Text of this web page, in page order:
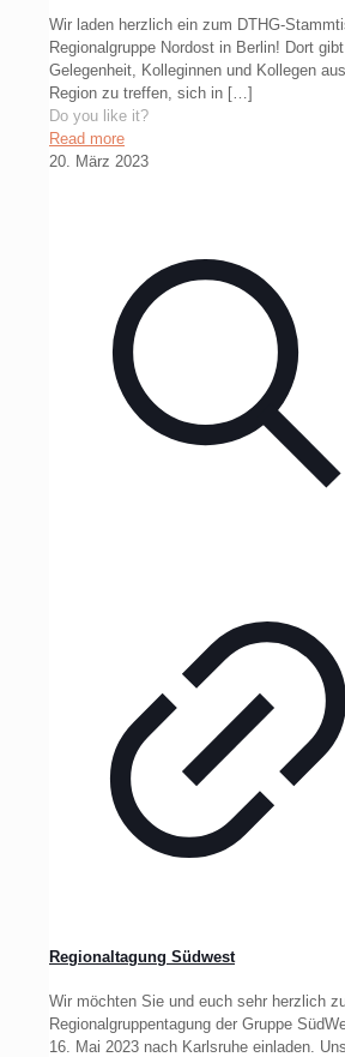
Wir laden herzlich ein zum DTHG-
Regionalgruppe Nordost in Berlin! Dort
Gelegenheit, Kolleginnen und Kollegen
Region zu treffen, sich in […]
Do you like it?
Read more
20. März 2023
Regionaltagung Südwest
Wir möchten Sie und euch sehr herzlich
Regionalgruppentagung der Gruppe
16. Mai 2023 nach Karlsruhe einladen.